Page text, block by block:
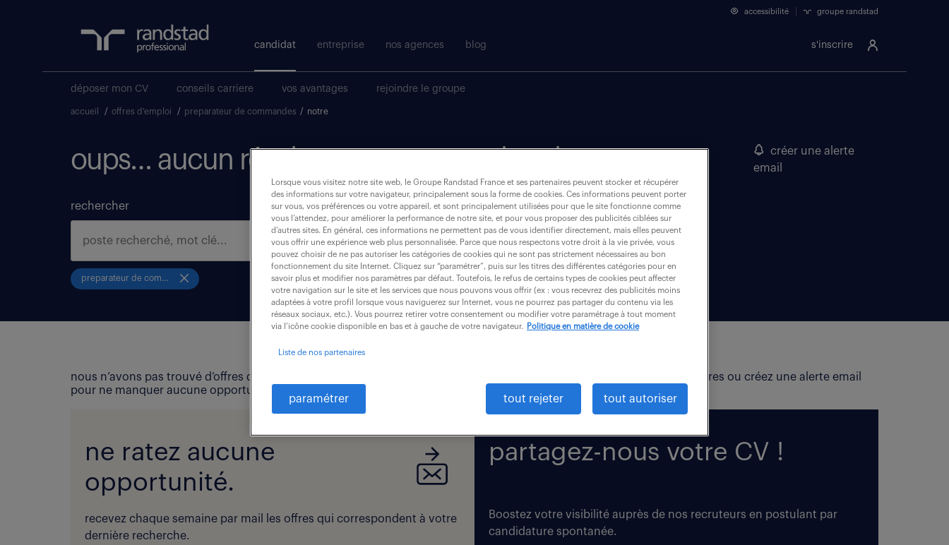
s'inscrire
accessibilité groupe randstad
candidat entreprise nos agences blog
déposer mon CV conseils carriere vos avantages rejoindre le groupe
accueil / offres d'emploi / preparateur de commandes / notre
oups… aucun résultat pour votre recherche.
créer une alerte
email
rechercher
preparateur de commandes
où ?
notre (dame)
nous n’avons pas trouvé d’offres d’emploi qui correspondent exactement à vos critères de recherche. Modifiez vos critères ou créez une alerte email
pour ne manquer aucune opportunité !
ne ratez aucune
opportunité.
recevez chaque semaine par mail les offres qui correspondent à votre
dernière recherche.
partagez-nous votre CV !
Boostez votre visibilité auprès de nos recruteurs en postulant par
candidature spontanée.
Lorsque vous visitez notre site web, le Groupe Randstad France et ses partenaires peuvent stocker et récupérer
des informations sur votre navigateur, principalement sous la forme de cookies. Ces informations peuvent porter
sur vous, vos préférences ou votre appareil, et sont principalement utilisées pour que le site fonctionne comme
vous l’attendez, pour améliorer la performance de notre site, et pour vous proposer des publicités ciblées sur
d’autres sites. En général, ces informations ne permettent pas de vous identifier directement, mais elles peuvent
vous offrir une expérience web plus personnalisée. Parce que nous respectons votre droit à la vie privée, vous
pouvez choisir de ne pas autoriser les catégories de cookies qui ne sont pas strictement nécessaires au bon
fonctionnement du site Internet. Cliquez sur “paramétrer”, puis sur les titres des différentes catégories pour en
savoir plus et modifier nos paramètres par défaut. Toutefois, le refus de certains types de cookies peut affecter
votre navigation sur le site et les services que nous pouvons vous offrir (ex : vous recevrez des publicités moins
adaptées à votre profil lorsque vous naviguerez sur Internet, vous ne pourrez pas partager du contenu via les
réseaux sociaux, etc.). Vous pourrez retirer votre consentement ou modifier votre paramétrage à tout moment
via l’icône cookie disponible en bas et à gauche de votre navigateur.
Politique en matière de cookie
Liste de nos partenaires
paramétrer tout rejeter tout autoriser